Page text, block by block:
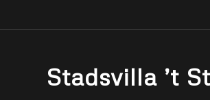
Stadsvilla ’t